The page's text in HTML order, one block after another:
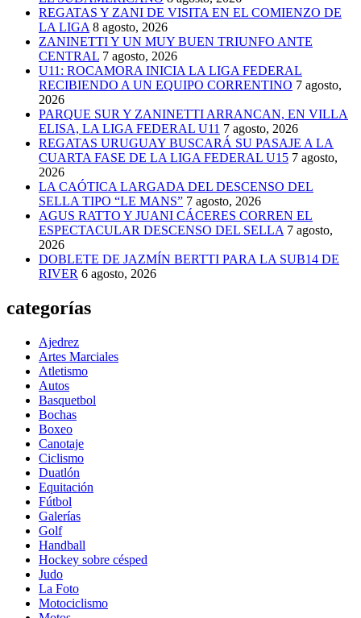
REGATAS Y ZANI DE VISITA EN EL COMIENZO DE
LA LIGA 8 agosto, 2026
ZANINETTI Y UN MUY BUEN TRIUNFO ANTE
CENTRAL 7 agosto, 2026
U11: ROCAMORA INICIA LA LIGA FEDERAL
RECIBIENDO A UN EQUIPO CORRENTINO 7 agosto,
2026
PARQUE SUR Y ZANINETTI ARRANCAN, EN VILLA
ELISA, LA LIGA FEDERAL U11 7 agosto, 2026
REGATAS URUGUAY BUSCARÁ SU PASAJE A LA
CUARTA FASE DE LA LIGA FEDERAL U15 7 agosto,
2026
LA CAÓTICA LARGADA DEL DESCENSO DEL
SELLA TIPO “LE MANS” 7 agosto, 2026
AGUS RATTO Y JUANI CÁCERES CORREN EL
ESPECTACULAR DESCENSO DEL SELLA 7 agosto,
2026
DOBLETE DE JAZMÍN BERTTI PARA LA SUB14 DE
RIVER 6 agosto, 2026
categorías
Ajedrez
Artes Marciales
Atletismo
Autos
Basquetbol
Bochas
Boxeo
Canotaje
Ciclismo
Duatlón
Equitación
Fútbol
Galerías
Golf
Handball
Hockey sobre césped
Judo
La Foto
Motociclismo